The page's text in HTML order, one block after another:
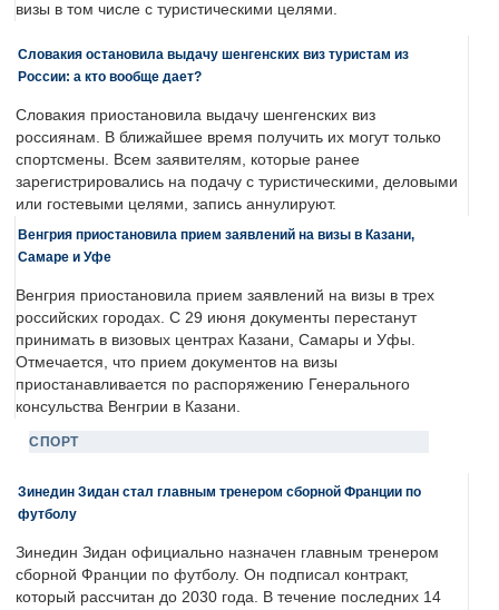
визы в том числе с туристическими целями.
Словакия остановила выдачу шенгенских виз туристам из
России: а кто вообще дает?
Словакия приостановила выдачу шенгенских виз
россиянам. В ближайшее время получить их могут только
спортсмены. Всем заявителям, которые ранее
зарегистрировались на подачу с туристическими, деловыми
или гостевыми целями, запись аннулируют.
Венгрия приостановила прием заявлений на визы в Казани,
Самаре и Уфе
Венгрия приостановила прием заявлений на визы в трех
российских городах. С 29 июня документы перестанут
принимать в визовых центрах Казани, Самары и Уфы.
Отмечается, что прием документов на визы
приостанавливается по распоряжению Генерального
консульства Венгрии в Казани.
СПОРТ
Зинедин Зидан стал главным тренером сборной Франции по
футболу
Зинедин Зидан официально назначен главным тренером
сборной Франции по футболу. Он подписал контракт,
который рассчитан до 2030 года. В течение последних 14